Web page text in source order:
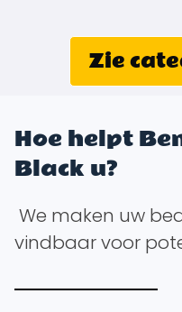
Zie
Hoe helpt
Black u?
We maken uw
vindbaar voor